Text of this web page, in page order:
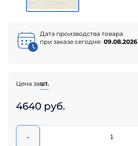
Дата производства товара
при заказе сегодня: 09.08.2026
Цена зашт.
4640 руб.
-